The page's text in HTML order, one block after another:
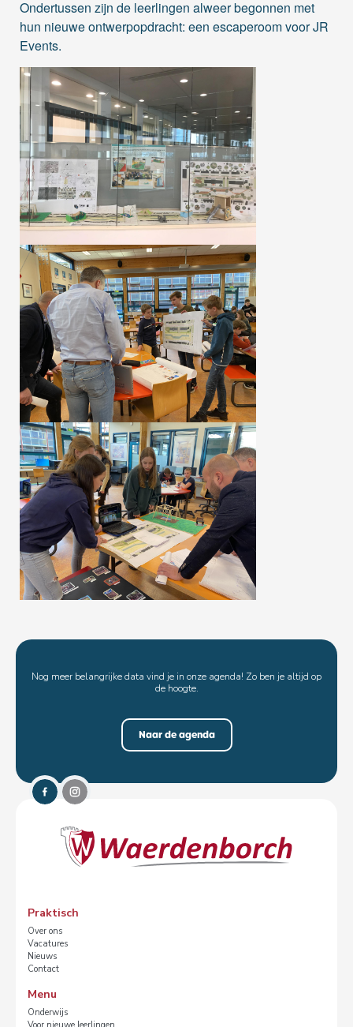
Ondertussen zijn de leerlingen alweer begonnen met
hun nieuwe ontwerpopdracht: een escaperoom voor JR
Events.
Nog meer belangrijke data vind je in onze agenda! Zo ben je altijd op
de hoogte.
Naar de agenda
Praktisch
Over ons
Vacatures
Nieuws
Contact
Menu
Onderwijs